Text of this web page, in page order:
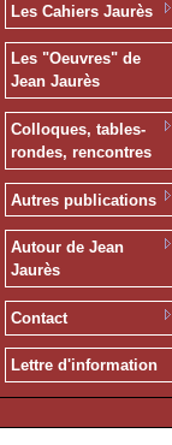
Les Cahiers Jaurès
Les "Oeuvres" de
Jean Jaurès
Colloques, tables-
rondes, rencontres
Autres publications
Autour de Jean
Jaurès
Contact
Lettre d'information